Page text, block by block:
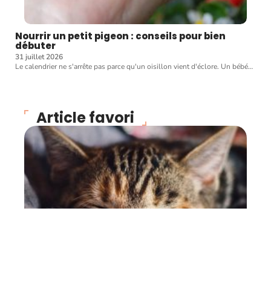
Nourrir un petit pigeon : conseils pour bien
débuter
31 juillet 2026
Le calendrier ne s'arrête pas parce qu'un oisillon vient d'éclore. Un bébé…
Article favori